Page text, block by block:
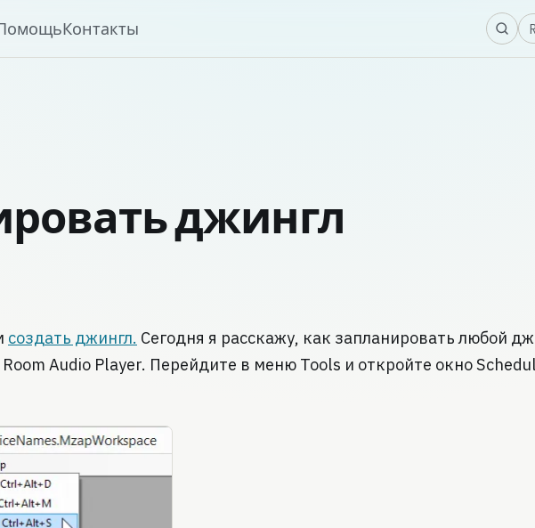
Контакты
джингл
создать джингл. Сегодня я расскажу, как запланировать любой
Audio Player. Перейдите в меню Tools и откройте окно